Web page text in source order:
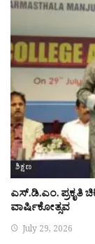
ಶಿಕ್ಷಣ
ಎಸ್.ಡಿ.ಎಂ. ಪ್ರಕೃತಿ
ವಾರ್ಷಿಕೋತ್ಸವ
July 29, 2026